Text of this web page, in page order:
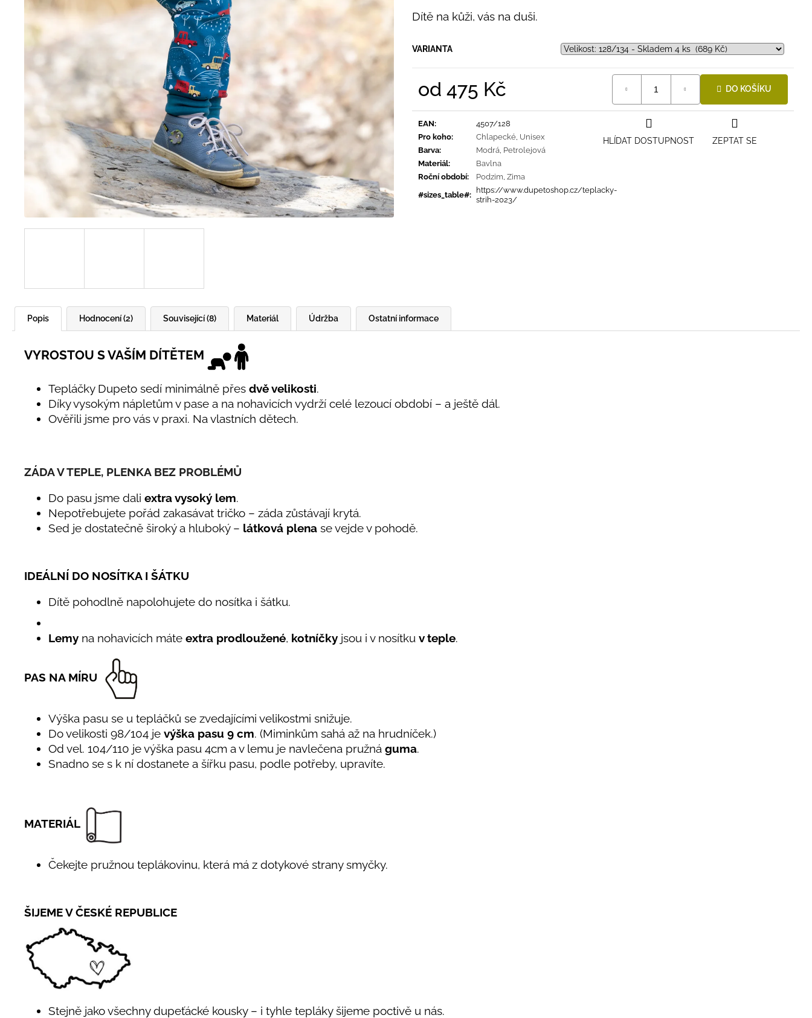
Dítě na kůži, vás na duši.
VARIANTA
od 475 Kč DO KOŠÍKU
EAN:
4507/128
Pro koho: Chlapecké Unisex
Barva: Modrá Petrolejová
Materiál:
Bavlna
Roční období: Podzim Zima
#sizes_table#:
https://www.dupetoshop.cz/teplacky-
strih-2023/
ZEPTAT SE
HLÍDAT DOSTUPNOST
Popis Hodnocení (2) Související (8) Ostatní informace
Materiál Údržba
VYROSTOU S VAŠÍM DÍTĚTEM
Tepláčky Dupeto sedí minimálně přes dvě velikosti.
Díky vysokým nápletům v pase a na nohavicích vydrží celé lezoucí období – a ještě dál.
Ověřili jsme pro vás v praxi. Na vlastních dětech.
ZÁDA V TEPLE, PLENKA BEZ PROBLÉMŮ
Do pasu jsme dali extra vysoký lem.
Nepotřebujete pořád zakasávat tričko – záda zůstávají krytá.
Sed je dostatečně široký a hluboký – látková plena se vejde v pohodě.
IDEÁLNÍ DO NOSÍTKA I ŠÁTKU
Dítě pohodlně napolohujete do nosítka i šátku.
Lemy na nohavicích máte extra prodloužené, kotníčky jsou i v nosítku v teple.
PAS NA MÍRU
Výška pasu se u tepláčků se zvedajícími velikostmi snižuje.
Do velikosti 98/104 je výška pasu 9 cm. (Miminkům sahá až na hrudníček.)
Od vel. 104/110 je výška pasu 4cm a v lemu je navlečena pružná guma.
Snadno se s k ní dostanete a šířku pasu, podle potřeby, upravíte.
MATERIÁL
Čekejte pružnou teplákovinu, která má z dotykové strany smyčky.
ŠIJEME V ČESKÉ REPUBLICE
Stejně jako všechny dupeťácké kousky – i tyhle tepláky šijeme poctivě u nás.
395 Kč
395 Kč
435 Kč